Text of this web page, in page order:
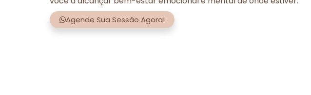
Agende Sua Sessão Agora!